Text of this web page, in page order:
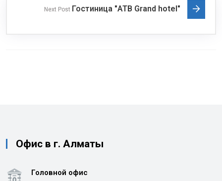
Next Post Гостиница "ATB Grand hotel"
Офис в г. Алматы
Головной офис